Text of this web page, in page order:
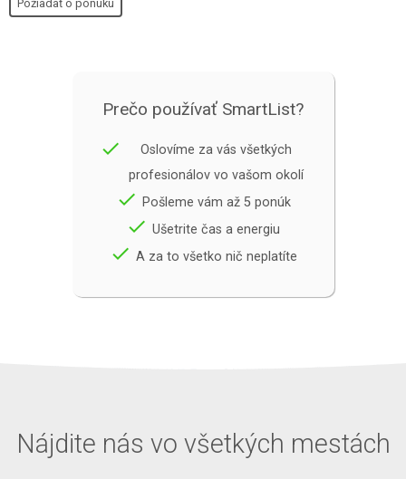
Požiadať o ponuku
Prečo používať SmartList?
done
Oslovíme za vás všetkých
profesionálov vo vašom okolí
done Pošleme vám až 5 ponúk
done Ušetrite čas a energiu
done A za to všetko nič neplatíte
Nájdite nás vo všetkých mestách